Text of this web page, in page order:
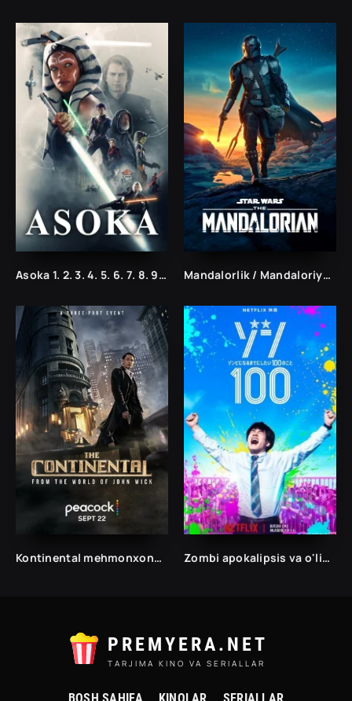
Asoka 1. 2. 3. 4. 5. 6. 7. 8. 9. 10. 11. 12. 13. 14. 15 Qism Uzbek tilida Tarjima serial Mandalorlik / Mandaloriyalik Serial 1. 2. 3. 4. 5. 6. 7. 8. 9. 10. 11. 12. 13. 14. 15 Qism Uzbek tilida Tarjima Seriyal Barcha qismlari
Kontinental mehmonxonasi 1. 2. 3. 4. 5. 6. 7. 8. 9. 10. 11. 12. 13. 14. 15 Qism Uzbek tilida yangi Serial Barcha qismlari To'liq Zombi apokalipsis va o'limdan oldin 100 ta narsa ro'yxati Uzbek O'zbek tilida 2023 Ujis kino skachat
PREMYERA.NET
TARJIMA KINO VA SERIALLAR